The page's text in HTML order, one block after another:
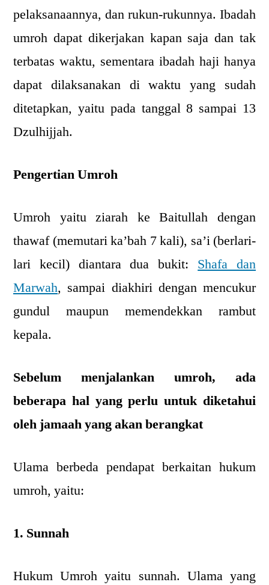
pelaksanaannya, dan rukun-rukunnya. Ibadah
umroh dapat dikerjakan kapan saja dan tak
terbatas waktu, sementara ibadah haji hanya
dapat dilaksanakan di waktu yang sudah
ditetapkan, yaitu pada tanggal 8 sampai 13
Dzulhijjah.
Pengertian Umroh
Umroh yaitu ziarah ke Baitullah dengan
thawaf (memutari ka’bah 7 kali), sa’i (berlari-
lari kecil) diantara dua bukit: Shafa dan
Marwah, sampai diakhiri dengan mencukur
gundul maupun memendekkan rambut
kepala.
Sebelum menjalankan umroh, ada
beberapa hal yang perlu untuk diketahui
oleh jamaah yang akan berangkat
Ulama berbeda pendapat berkaitan hukum
umroh, yaitu:
1. Sunnah
Hukum Umroh yaitu sunnah. Ulama yang